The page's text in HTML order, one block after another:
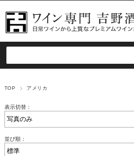
TOP アメリカ
表示切替：
並び順：